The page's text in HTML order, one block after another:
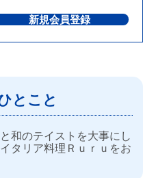
新規会員登録
とこと
和のテイストを大事にし
タリア料理Ｒｕｒｕをお